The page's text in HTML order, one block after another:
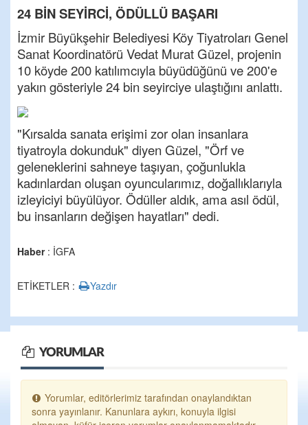
24 BİN SEYİRCİ, ÖDÜLLÜ BAŞARI
İzmir Büyükşehir Belediyesi Köy Tiyatroları Genel
Sanat Koordinatörü Vedat Murat Güzel, projenin
10 köyde 200 katılımcıyla büyüdüğünü ve 200'e
yakın gösteriyle 24 bin seyirciye ulaştığını anlattı.
"Kırsalda sanata erişimi zor olan insanlara
tiyatroyla dokunduk" diyen Güzel, "Örf ve
geleneklerini sahneye taşıyan, çoğunlukla
kadınlardan oluşan oyuncularımız, doğallıklarıyla
izleyiciyi büyülüyor. Ödüller aldık, ama asıl ödül,
bu insanların değişen hayatları" dedi.
Haber: İGFA
ETİKETLER : Yazdır
YORUMLAR
Yorumlar, editörlerimiz tarafından onaylandıktan
sonra yayınlanır. Kanunlara aykırı, konuyla ilgisi